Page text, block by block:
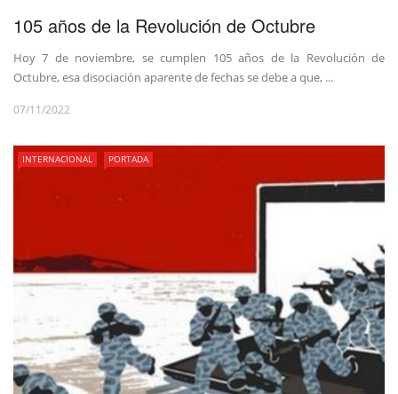
105 años de la Revolución de Octubre
Hoy 7 de noviembre, se cumplen 105 años de la Revolución de
Octubre, esa disociación aparente de fechas se debe a que, ...
07/11/2022
INTERNACIONAL PORTADA